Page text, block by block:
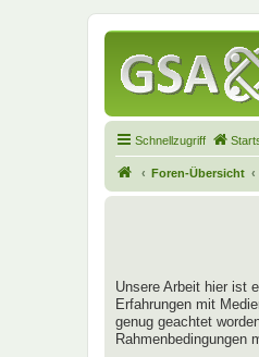
Schnellzugriff
Foren-Übersicht
Unsere Arbeit hier ist
Erfahrungen mit
genug geachtet
Rahmenbedingungen